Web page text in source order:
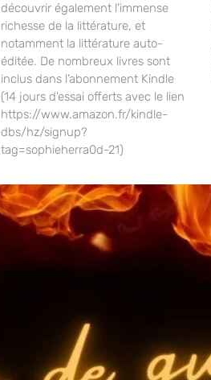
découvrir également l’immense
richesse de la littérature, et
notamment la littérature auto-
éditée. De nombreux livres sont
inclus dans l’abonnement Kindle
(14 jours d’essai offerts avec le lien
https://www.amazon.fr/kindle-
dbs/hz/signup?
tag=sophieherra0d-21)